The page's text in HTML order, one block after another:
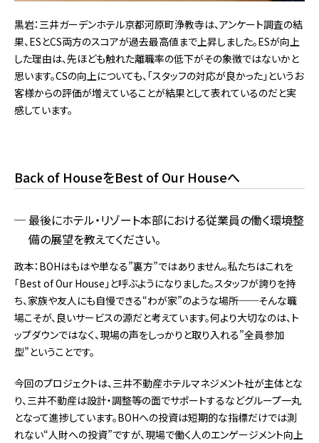
黒岩：三井ガーデンホテル京都河原町浄教寺は、アンケート調査の結
果、ESとCS両方のスコアが過去最高値まで上昇しました。ESが向上
した理由は、先ほども触れた離職率の低下がその象徴ではないかと
思います。CSの向上についても、「スタッフの対応が良かった」というお
客様からの評価が増えていることが結果として表れているのだと実
感しています。
Back of HouseをBest of Our Houseへ
最後にホテル・リゾート本部における従業員の働く環境整
備の展望を教えてください。
政本：BOHはもはや単なる”裏方”ではありません。私たちはこれを
「Best of Our House」と呼ぶようになりました。スタッフが誇りを持
ち、家族や友人にも自慢できる“わが家”のような場所──そんな職
場こそが、良いサービスの源だと考えています。何より大切なのは、ト
ップダウンではなく、現場の声をしっかりと取り入れる”全員参加
型”ということです。
今回のプロジェクトは、三井不動産ホテルマネジメント社が主体とな
り、三井不動産は設計・調整等の面でサポートするなどグループ一丸
となって進捗しています。BOHへの投資は短期的な指標だけでは測
れない“人財への投資”ですが、現場で働く人のエンゲージメント向上